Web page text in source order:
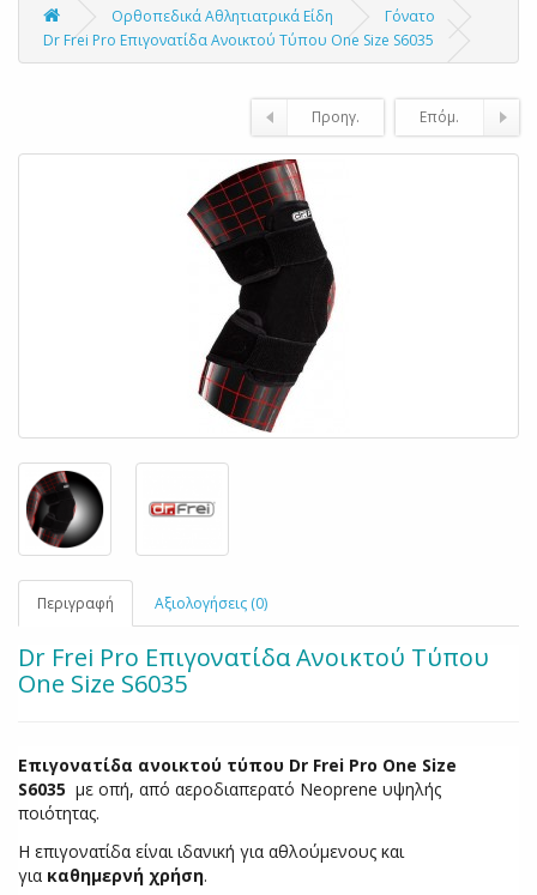
Ορθοπεδικά Αθλητιατρικά Είδη
Γόνατο
Dr Frei Pro Επιγονατίδα Ανοικτού Τύπου One Size S6035
Προηγ. Επόμ.
Περιγραφή Αξιολογήσεις (0)
Dr Frei Pro Επιγονατίδα Ανοικτού Τύπου
One Size S6035
Επιγονατίδα ανοικτού τύπου Dr Frei Pro One Size
S6035 με οπή, από αεροδιαπερατό Neoprene υψηλής
ποιότητας.
Η επιγονατίδα είναι ιδανική για αθλούμενους και
για καθημερνή χρήση.